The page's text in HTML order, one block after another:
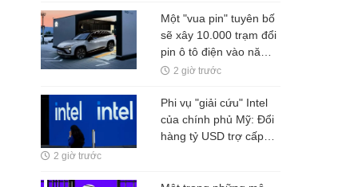
trước, trả sau"
Một "vua pin" tuyên bố
sẽ xây 10.000 trạm đổi
pin ô tô điện vào năm
2028, phục vụ 1 triệu
phút
2 giờ trước
Phi vụ "giải cứu" Intel
của chính phủ Mỹ: Đổi
hàng tỷ USD trợ cấp
2 giờ trước